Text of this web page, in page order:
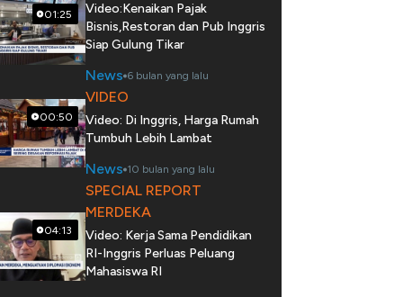
01:25
Video:Kenaikan Pajak
Bisnis,Restoran dan Pub Inggris
Siap Gulung Tikar
News 6 bulan yang lalu
00:50
VIDEO
Video: Di Inggris, Harga Rumah
Tumbuh Lebih Lambat
News 10 bulan yang lalu
04:13
SPECIAL REPORT
MERDEKA
Video: Kerja Sama Pendidikan
RI-Inggris Perluas Peluang
Mahasiswa RI